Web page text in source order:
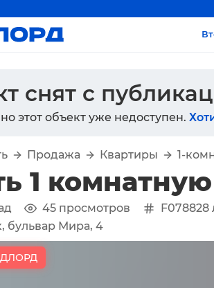
снят с
этот объект уже недоступен.
Продажа Квартиры 1-
1
45 просмотров F078828
бульвар Мира, 4